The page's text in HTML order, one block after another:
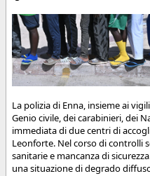
La polizia di Enna, insieme ai
Genio civile, dei carabinieri, dei
immediata di due centri di
Leonforte. Nel corso di controlli
sanitarie e mancanza di
una situazione di degrado